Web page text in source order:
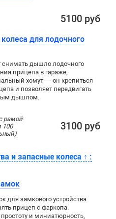
5100 руб
для лодочного
снимать дышло лодочного
прицепа в гараже,
хомут — он крепиться
и позволяет передвигать
дышлом.
рамой
100
3100 руб
и запасные колеса ↑ :
для замкового устройства
прицеп с фаркопа.
и миниатюрность,